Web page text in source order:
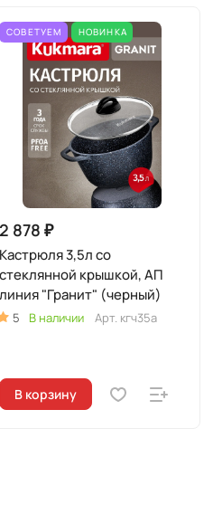
СОВЕТУЕМ НОВИНКА
2 878 ₽
Кастрюля 3,5л со
стеклянной крышкой, АП
линия "Гранит" (черный)
5 В наличии Арт. кгч35а
В корзину